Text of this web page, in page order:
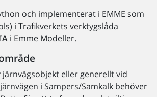
och implementerat i EMME som
i Trafikverkets verktygslåda
i Emme Modeller.
eller generellt vid
i Sampers/Samkalk behöver